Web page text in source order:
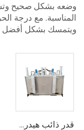
وضعه بشكل صحيح
المناسبة. مع درجة
ويتمسك بشكل أفضل
قدر ذائب هيدروليكي ذو خزانين يعمل بالديزل سعة 1200 لتر يستخدم لذوبان طلاء العلامات